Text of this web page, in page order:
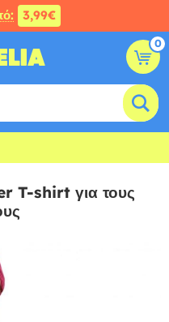
3,99€
0
T-shirt για τους